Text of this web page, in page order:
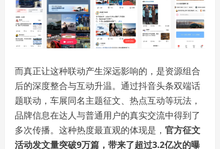
而真正让这种联动产生深远影响的，是资源组合
后的深度整合与互动升温。通过抖音头条双端话
题联动，车展同名主题征文、热点互动等玩法，
品牌信息在达人与普通用户的真实交流中得到了
多次传播。这种热度最直观的体现是， 官方征文
活动发文量突破9万篇，带来了超过3.2亿次的曝